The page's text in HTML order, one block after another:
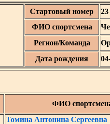
Стартовый номер
23
ФИО спортсмена
Регион/Команда
Дата рождения
ФИО
Томина Антонина Сергеевна